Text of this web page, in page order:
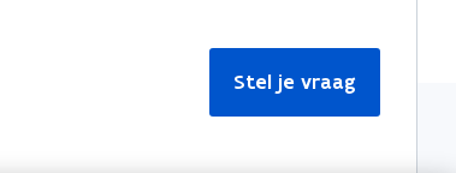
Stel je vraag